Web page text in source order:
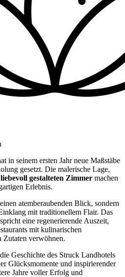
in seinem ersten Jahr neue Maßstäbe
gesetzt. Die malerische Lage,
liebevoll gestalteten Zimmer machen
Erlebnis.
atemberaubenden Blick, sondern
mit traditionellem Flair. Das
eine regenerierende Auszeit,
mit kulinarischen
Zutaten verwöhnen.
Geschichte des Struck Landhotels
Glücksmomente und inspirierender
Jahre voller Erfolg und